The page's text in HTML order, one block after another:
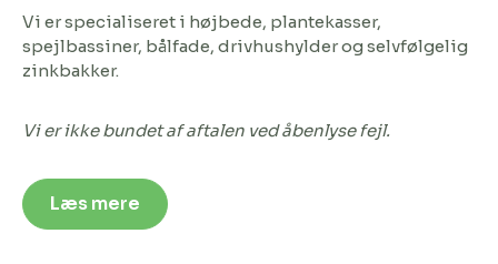
Vi er specialiseret i højbede, plantekasser,
spejlbassiner, bålfade, drivhushylder og selvfølgelig
zinkbakker.
Vi er ikke bundet af aftalen ved åbenlyse fejl.
Læs mere